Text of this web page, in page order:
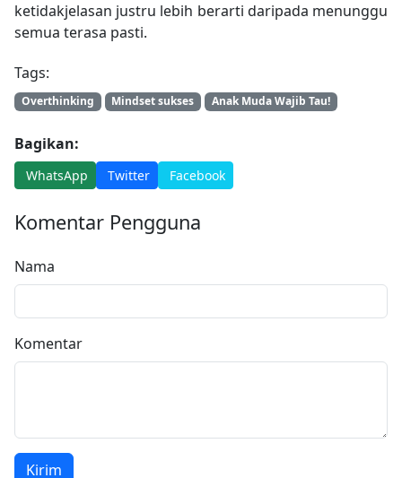
ketidakjelasan justru lebih berarti daripada menunggu
semua terasa pasti.
Tags:
Overthinking Mindset sukses Anak Muda Wajib Tau!
Bagikan:
WhatsApp Twitter Facebook
Komentar Pengguna
Nama
Komentar
Kirim